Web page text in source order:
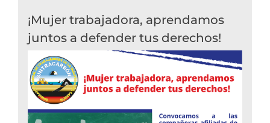
¡Mujer trabajadora, aprendamos
juntos a defender tus derechos!